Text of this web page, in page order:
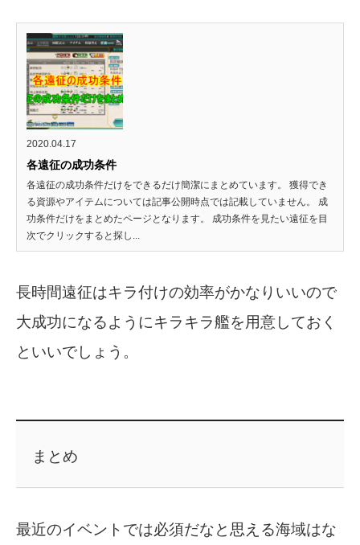
2020.04.17
各遠征の成功条件
各遠征の成功条件だけをできるだけ簡潔にまとめています。 獲得でき
る資源やアイテムについては記事公開時点では記載していません。 成
功条件だけをまとめたページとなります。 成功条件を見たい遠征を目
次でクリックすると探し...
長時間遠征はキラ付けの効率がかなりいいので
大成功になるようにキラキラ艦を用意しておく
といいでしょう。
まとめ
最近のイベントでは必須だなと思える海域はな